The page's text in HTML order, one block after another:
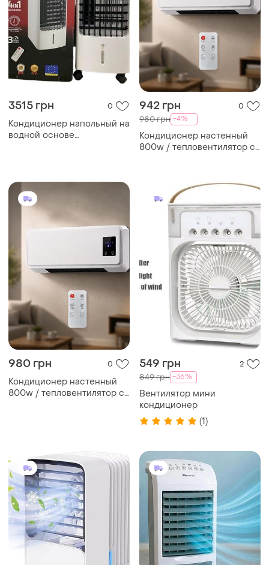
3515 грн 0
Кондиционер напольный на
водной основе
942 грн 0
980 грн -4%
Кондиционер настенный
800w / тепловентилятор с
980 грн 0
Кондиционер настенный
800w / тепловентилятор с
549 грн 2
849 грн -36%
Вентилятор мини
кондиционер
(1)